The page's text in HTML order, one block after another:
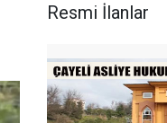
Resmi İlanlar